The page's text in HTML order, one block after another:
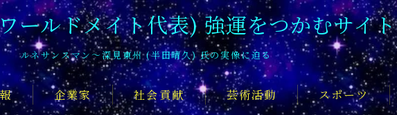
ールドメイト代表) 強運をつかむサイト
ルネサンスマン〜深見東州 (半田晴久) 氏の実像に迫る
企業家 社会貢献 芸術活動 スポーツ